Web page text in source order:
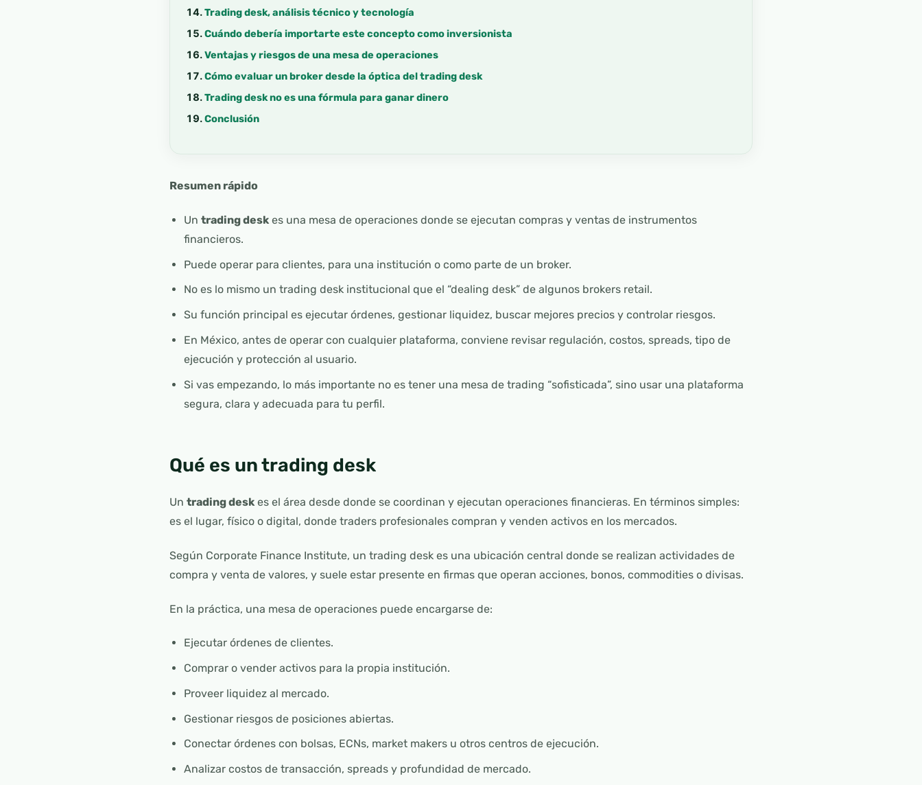
Trading desk, análisis técnico y tecnología
Cuándo debería importarte este concepto como inversionista
Ventajas y riesgos de una mesa de operaciones
Cómo evaluar un broker desde la óptica del trading desk
Trading desk no es una fórmula para ganar dinero
Conclusión
Resumen rápido
Un trading deskes una mesa de operaciones donde se ejecutan compras y ventas de instrumentos
financieros.
Puede operar para clientes, para una institución o como parte de un broker.
No es lo mismo un trading desk institucional que el “dealing desk” de algunos brokers retail.
Su función principal es ejecutar órdenes, gestionar liquidez, buscar mejores precios y controlar riesgos.
En México, antes de operar con cualquier plataforma, conviene revisar regulación, costos, spreads, tipo de
ejecución y protección al usuario.
Si vas empezando, lo más importante no es tener una mesa de trading “sofisticada”, sino usar una plataforma
segura, clara y adecuada para tu perfil.
Qué es un trading desk
Un trading desk es el área desde donde se coordinan y ejecutan operaciones financieras. En términos simples:
es el lugar, físico o digital, donde traders profesionales compran y venden activos en los mercados.
Según Corporate Finance Institute, un trading desk es una ubicación central donde se realizan actividades de
compra y venta de valores, y suele estar presente en firmas que operan acciones, bonos, commodities o divisas.
En la práctica, una mesa de operaciones puede encargarse de:
Ejecutar órdenes de clientes.
Comprar o vender activos para la propia institución.
Proveer liquidez al mercado.
Gestionar riesgos de posiciones abiertas.
Conectar órdenes con bolsas, ECNs, market makers u otros centros de ejecución.
Analizar costos de transacción, spreads y profundidad de mercado.